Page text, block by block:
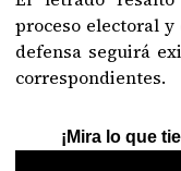
proceso electoral
defensa seguirá
correspondientes.
¡Mira lo que